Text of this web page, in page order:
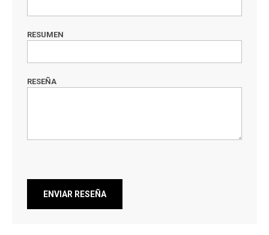
RESUMEN
RESEÑA
ENVIAR RESEÑA